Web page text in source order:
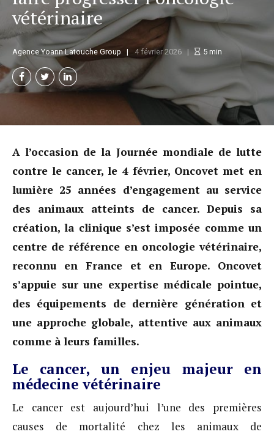
vétérinaire
Agence Yoann Latouche Group 4 février 2026 5 min
A l’occasion de la Journée mondiale de lutte
contre le cancer, le 4 février, Oncovet met en
lumière 25 années d’engagement au service
des animaux atteints de cancer. Depuis sa
création, la clinique s’est imposée comme un
centre de référence en oncologie vétérinaire,
reconnu en France et en Europe. Oncovet
s’appuie sur une expertise médicale pointue,
des équipements de dernière génération et
une approche globale, attentive aux animaux
comme à leurs familles.
Le cancer, un enjeu majeur en
médecine vétérinaire
Le cancer est aujourd’hui l’une des premières
causes de mortalité chez les animaux de